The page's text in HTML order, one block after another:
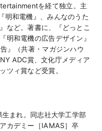
を経て独立。主
明和電機』、みんなのうた
など。著書に、『どっとこ
明和電機の広告デザイン』
』（共著・マガジンハウ
ADC賞、文化庁メディア
ツィ賞など受賞。
まれ。同志社大学工学部
カデミー［IAMAS］卒